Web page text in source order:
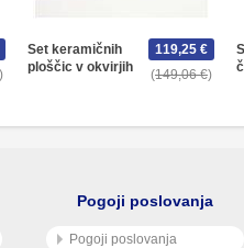
Set keramičnih
ploščic v okvirjih
149,06 €
119,25 €
Pogoji poslovanja
Pogoji poslovanja